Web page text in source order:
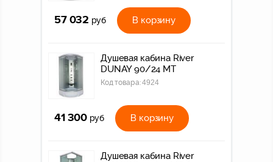
57 032 руб В корзину
Душевая кабина River
DUNAY 90/24 МТ
Код товара:4924
41 300 руб В корзину
Душевая кабина River